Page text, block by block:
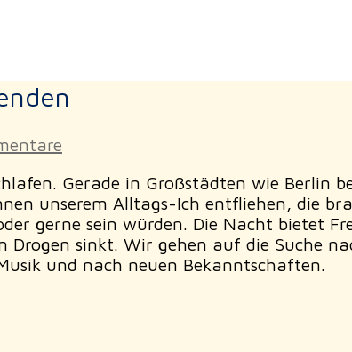
Gerade in Großstädten wie Berlin
unserem Alltags-Ich entfliehen, die
gerne sein würden. Die Nacht bietet
sinkt. Wir gehen auf die Suche
und nach neuen Bekanntschaften.